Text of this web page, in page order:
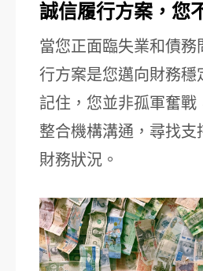
誠信履行方案，您
當您正面臨失業和債務
行方案是您邁向財務穩
記住，您並非孤軍奮戰
整合機構溝通，尋找支
財務狀況。